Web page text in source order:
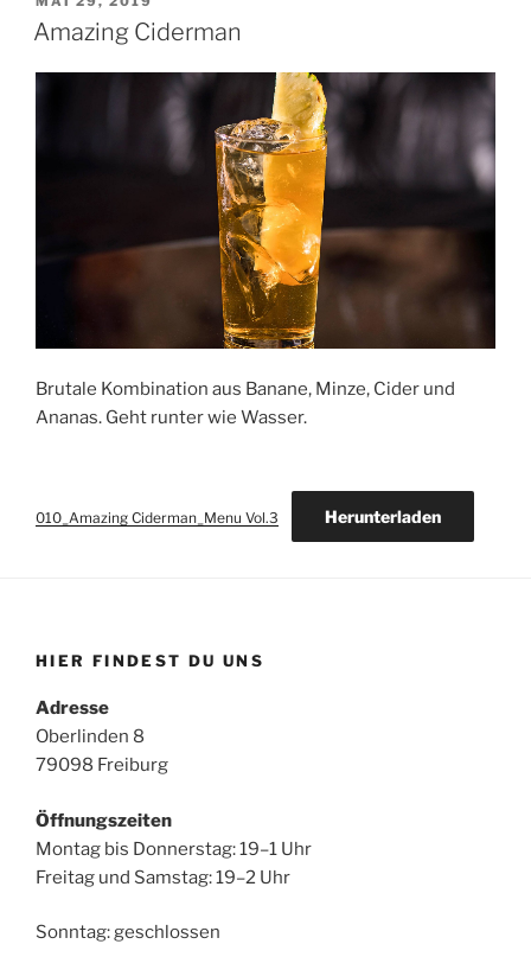
AM
Amazing Ciderman
Brutale Kombination aus Banane, Minze, Cider und
Ananas. Geht runter wie Wasser.
010_Amazing Ciderman_Menu Vol.3 Herunterladen
HIER FINDEST DU UNS
Adresse
Oberlinden 8
79098 Freiburg
Öffnungszeiten
Montag bis Donnerstag: 19–1 Uhr
Freitag und Samstag: 19–2 Uhr
Sonntag: geschlossen